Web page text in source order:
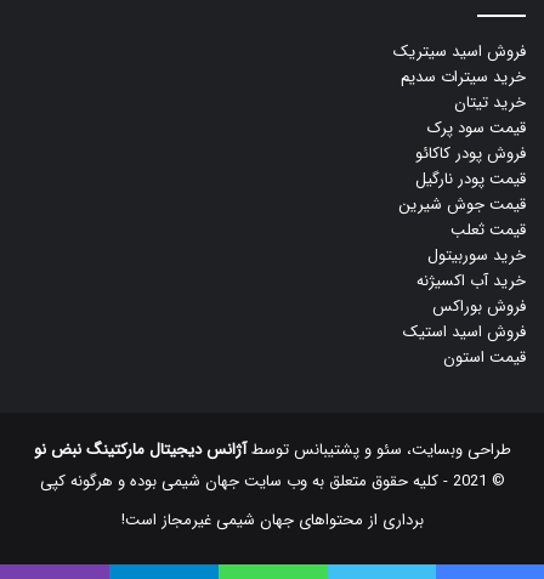
فروش اسید سیتریک
خرید سیترات سدیم
خرید تیتان
قیمت سود پرک
فروش پودر کاکائو
قیمت پودر نارگیل
قیمت جوش شیرین
قیمت ثعلب
خرید سوربیتول
خرید آب اکسیژنه
فروش بوراکس
فروش اسید استیک
قیمت استون
طراحی وبسایت، سئو و پشتیبانس توسطآژانس دیجیتال مارکتینگ نبض نو
© 2021 - کلیه حقوق متعلق به وب سایت جهان شیمی بوده و هرگونه کپی
‌برداری از محتواهای جهان شیمی غیرمجاز است!